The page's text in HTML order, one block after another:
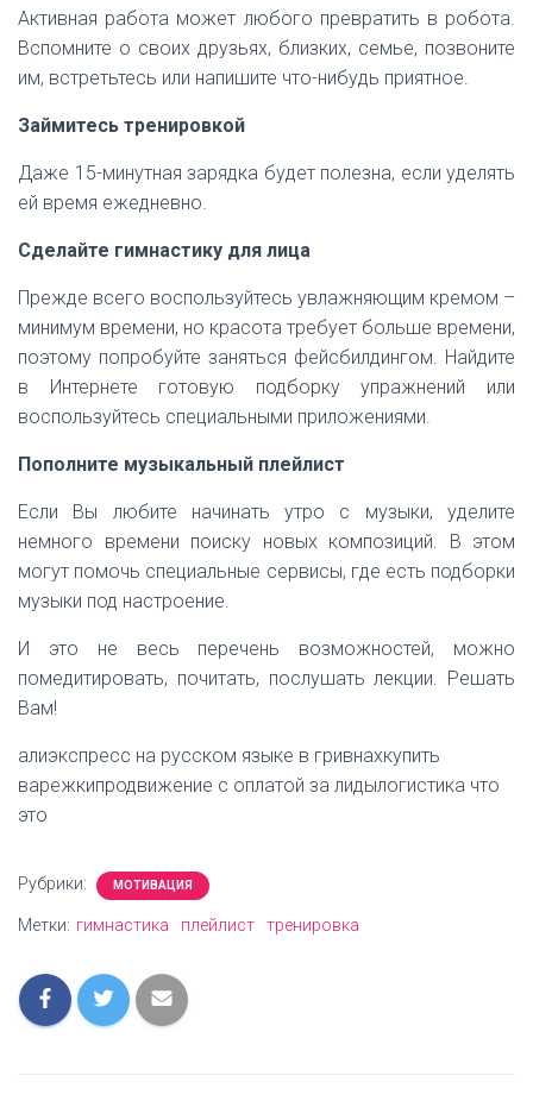
Активная работа может любого превратить в робота.
Вспомните о своих друзьях, близких, семье, позвоните
им, встретьтесь или напишите что-нибудь приятное.
Займитесь тренировкой
Даже 15-минутная зарядка будет полезна, если уделять
ей время ежедневно.
Сделайте гимнастику для лица
Прежде всего воспользуйтесь увлажняющим кремом –
минимум времени, но красота требует больше времени,
поэтому попробуйте заняться фейсбилдингом. Найдите
в Интернете готовую подборку упражнений или
воспользуйтесь специальными приложениями.
Пополните музыкальный плейлист
Если Вы любите начинать утро с музыки, уделите
немного времени поиску новых композиций. В этом
могут помочь специальные сервисы, где есть подборки
музыки под настроение.
И это не весь перечень возможностей, можно
помедитировать, почитать, послушать лекции. Решать
Вам!
алиэкспресс на русском языке в гривнахкупить
варежкипродвижение с оплатой за лидылогистика что
это
Рубрики: МОТИВАЦИЯ
Метки: гимнастика плейлист тренировка